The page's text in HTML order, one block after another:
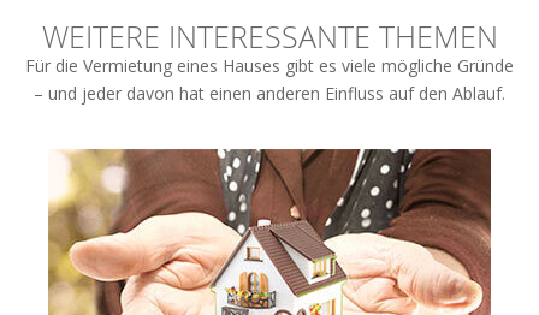
WEITERE INTERESSANTE THEMEN
Für die Vermietung eines Hauses gibt es viele mögliche Gründe
– und jeder davon hat einen anderen Einfluss auf den Ablauf.